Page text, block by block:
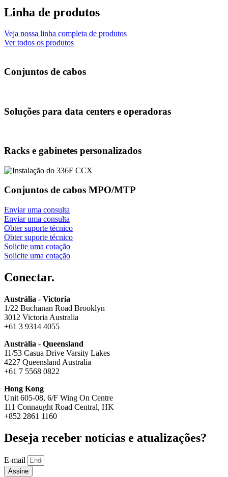
Linha de produtos
Veja nossa linha completa de produtos
Ver todos os produtos
Conjuntos de cabos
Soluções para data centers e operadoras
Racks e gabinetes personalizados
Conjuntos de cabos MPO/MTP
Enviar uma consulta
Enviar uma consulta
Obter suporte técnico
Obter suporte técnico
Solicite uma cotação
Solicite uma cotação
Conectar.
Austrália - Victoria
1/22 Buchanan Road Brooklyn
3012 Victoria Australia
+61 3 9314 4055
Austrália - Queensland
11/53 Casua Drive Varsity Lakes
4227 Queensland Australia
+61 7 5568 0822
Hong Kong
Unit 605-08, 6/F Wing On Centre
111 Connaught Road Central, HK
+852 2861 1160
Deseja receber notícias e atualizações?
E-mail
Assine